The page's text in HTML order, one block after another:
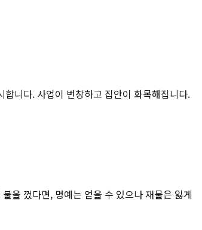
니다. 사업이 번창하고 집안이 화목해집니다.
을 껐다면, 명예는 얻을 수 있으나 재물은 잃게